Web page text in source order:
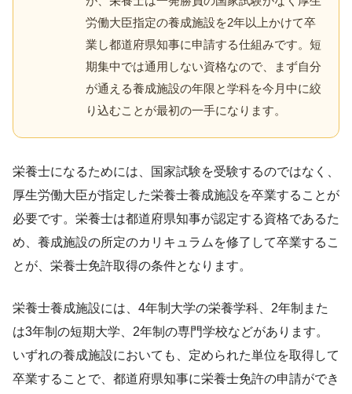
労働大臣指定の養成施設を2年以上かけて卒
業し都道府県知事に申請する仕組みです。短
期集中では通用しない資格なので、まず自分
が通える養成施設の年限と学科を今月中に絞
り込むことが最初の一手になります。
栄養士になるためには、国家試験を受験するのではなく、
厚生労働大臣が指定した栄養士養成施設を卒業することが
必要です。栄養士は都道府県知事が認定する資格であるた
め、養成施設の所定のカリキュラムを修了して卒業するこ
とが、栄養士免許取得の条件となります。
栄養士養成施設には、4年制大学の栄養学科、2年制また
は3年制の短期大学、2年制の専門学校などがあります。
いずれの養成施設においても、定められた単位を取得して
卒業することで、都道府県知事に栄養士免許の申請ができ